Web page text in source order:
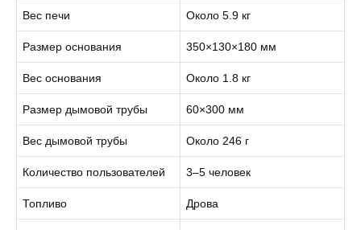
Вес печи Около 5.9 кг
Размер основания 350×130×180 мм
Вес основания Около 1.8 кг
Размер дымовой трубы 60×300 мм
Вес дымовой трубы Около 246 г
Количество пользователей 3–5 человек
Топливо Дрова